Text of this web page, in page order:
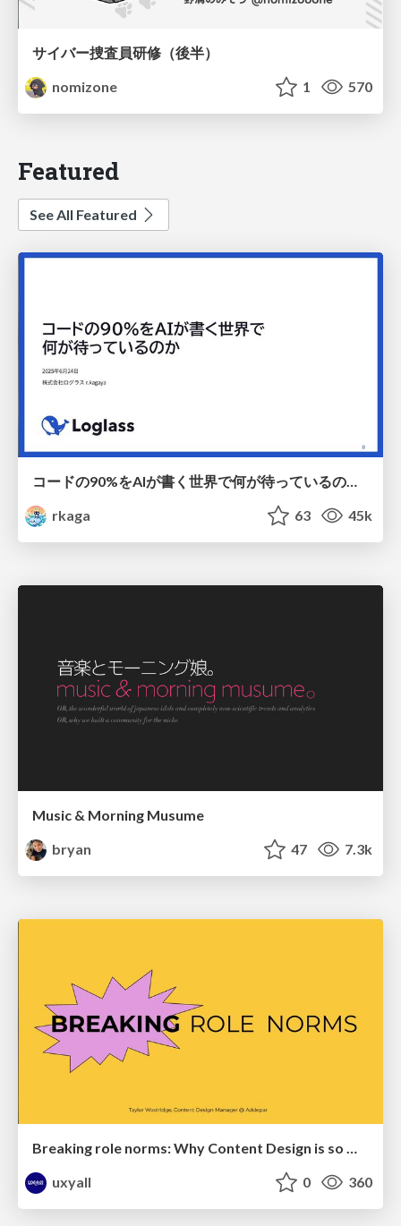
サイバー捜査員研修（後半）
nomizone
1 570
Featured
See All Featured
コードの90%をAIが書く世界で何が待っているのか / What awaits us in a world where 90% of the code is written by AI
rkaga
63 45k
Music & Morning Musume
bryan
47 7.3k
Breaking role norms: Why Content Design is so much more than writing copy - Taylor Woolridge
uxyall
0 360